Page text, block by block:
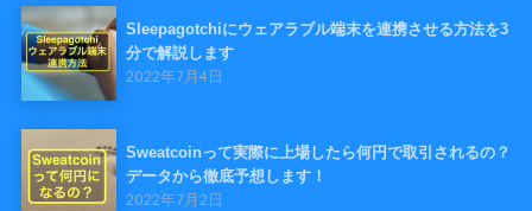
Sleepagotchiにウェアラブル端末を連携させる方法を3
分で解説します
2022年7月4日
Sweatcoinって実際に上場したら何円で取引されるの？
データから徹底予想します！
2022年7月2日